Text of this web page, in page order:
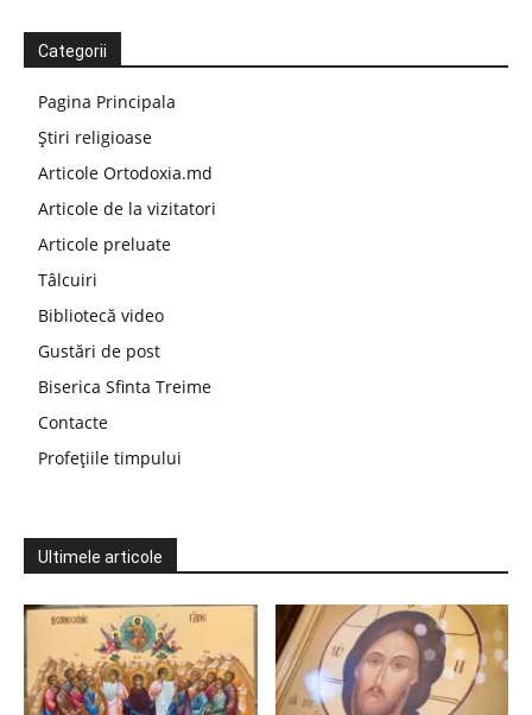
Categorii
Pagina Principala
Știri religioase
Articole Ortodoxia.md
Articole de la vizitatori
Articole preluate
Tâlcuiri
Bibliotecă video
Gustări de post
Biserica Sfinta Treime
Contacte
Profețiile timpului
Ultimele articole